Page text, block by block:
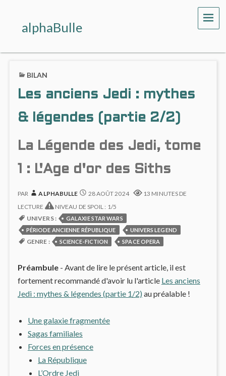
alphaBulle
BILAN
Les anciens Jedi : mythes
& légendes (partie 2/2)
La Légende des Jedi, tome
1 : L'Age d'or des Siths
PAR ALPHABULLE 28 AOÛT 2024
13 MINUTES DE
LECTURE
NIVEAU DE SPOIL : 1/5
UNIVERS :
GALAXIE STAR WARS
PÉRIODE ANCIENNE RÉPUBLIQUE
UNIVERS LEGEND
GENRE : SCIENCE-FICTION SPACE OPERA
Préambule- Avant de lire le présent article, il est
fortement recommandé d'avoir lu l'article Les anciens
Jedi : mythes & légendes (partie 1/2) au préalable !
Une galaxie fragmentée
Sagas familiales
Forces en présence
La République
L’Ordre Jedi